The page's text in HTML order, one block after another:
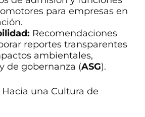
para empresas en
Recomendaciones
reportes transparentes
ambientales,
de gobernanza (ASG).
una Cultura de